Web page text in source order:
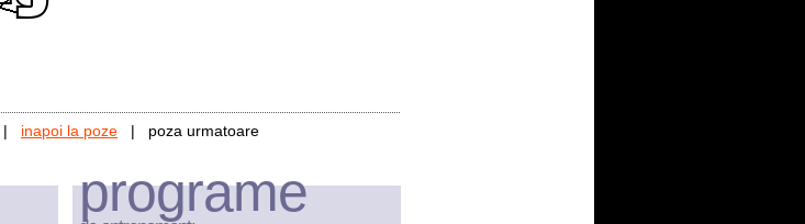
| inapoi la poze | poza urmatoare
programe